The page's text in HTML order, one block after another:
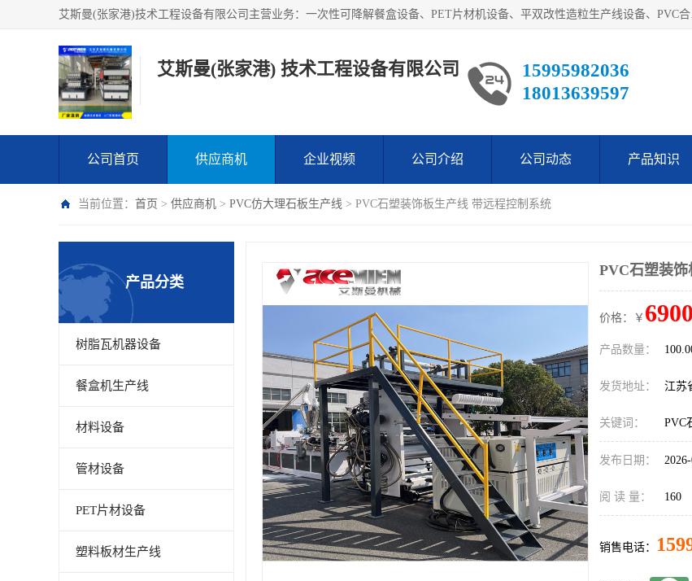
艾斯曼(张家港)技术工程
艾斯曼(张家港) 技术工程设备有限公司
15995982036
18013639597
公司首页 供应商机 企业视频 公司介绍 公司动态 产品知识
当前位置： 首页 > 供应商机 > PVC仿大理石板生产线 > PVC石塑装饰板生产线 带远程控制系统
产品分类
树脂瓦机器设备
餐盒机生产线
材料设备
管材设备
PET片材设备
塑料板材生产线
PVC石塑装
价格：￥
产品数量：
发货地址： 江苏
关键词： PVC
发布日期：
阅 读 量： 160
销售电话：